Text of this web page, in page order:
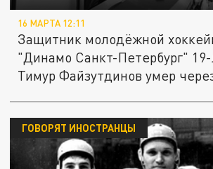
16 МАРТА 12:11
Защитник молодёжной
"Динамо Санкт-Петербург"
Тимур Файзутдинов умер
ГОВОРЯТ ИНОСТРАНЦЫ